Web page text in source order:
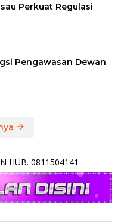
Perkuat Regulasi
Pengawasan Dewan
HUB. 0811504141